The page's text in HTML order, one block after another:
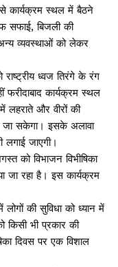
कार्यक्रम स्थल में बैठने
सफाई, बिजली की
अन्य व्यवस्थाओं को लेकर
राष्ट्रीय ध्वज तिरंगे के रंग
कार्यक्रम स्थल
लहराते और वीरों की
जा सकेगा। इसके अलावा
लगाई जाएगी।
को विभाजन विभीषिका
जा रहा है। इस कार्यक्रम
लोगों की सुविधा को ध्यान में
भी प्रकार की
दिवस पर एक विशाल